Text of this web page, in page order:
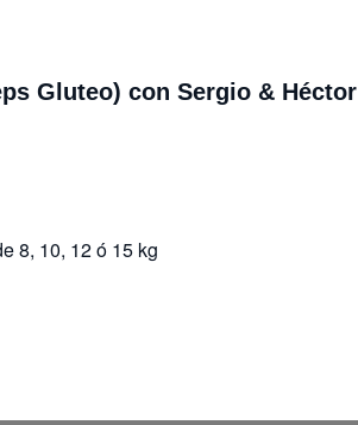
Gluteo) con Sergio & Héctor
8, 10, 12 ó 15 kg